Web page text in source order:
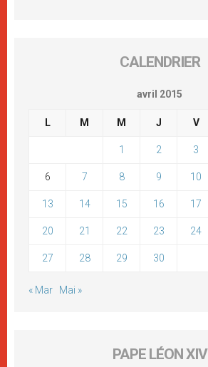
CALENDRIER
avril 2015
L M M J V
1 2 3
6 7 8 9 10
13 14 15 16 17
20 21 22 23 24
27 28 29 30
« Mar Mai »
PAPE LÉON XIV